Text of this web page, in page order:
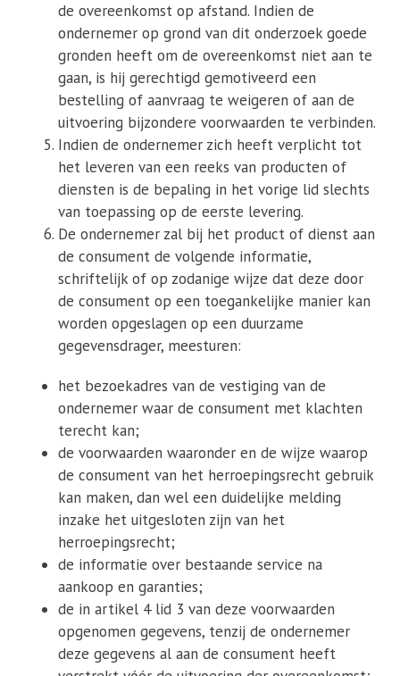
de overeenkomst op afstand. Indien de
ondernemer op grond van dit onderzoek goede
gronden heeft om de overeenkomst niet aan te
gaan, is hij gerechtigd gemotiveerd een
bestelling of aanvraag te weigeren of aan de
uitvoering bijzondere voorwaarden te verbinden.
Indien de ondernemer zich heeft verplicht tot
het leveren van een reeks van producten of
diensten is de bepaling in het vorige lid slechts
van toepassing op de eerste levering.
De ondernemer zal bij het product of dienst aan
de consument de volgende informatie,
schriftelijk of op zodanige wijze dat deze door
de consument op een toegankelijke manier kan
worden opgeslagen op een duurzame
gegevensdrager, meesturen:
het bezoekadres van de vestiging van de
ondernemer waar de consument met klachten
terecht kan;
de voorwaarden waaronder en de wijze waarop
de consument van het herroepingsrecht gebruik
kan maken, dan wel een duidelijke melding
inzake het uitgesloten zijn van het
herroepingsrecht;
de informatie over bestaande service na
aankoop en garanties;
de in artikel 4 lid 3 van deze voorwaarden
opgenomen gegevens, tenzij de ondernemer
deze gegevens al aan de consument heeft